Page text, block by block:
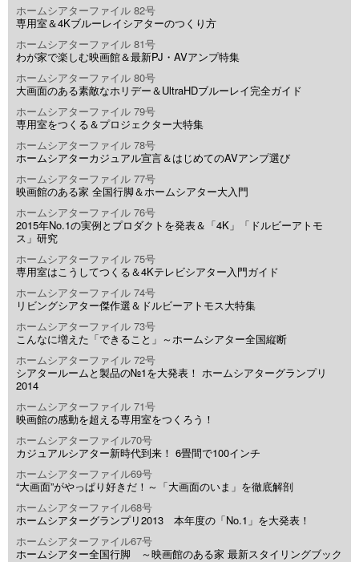
ホームシアターファイル 82号
専用室＆4Kブルーレイシアターのつくり方
ホームシアターファイル 81号
わが家で楽しむ映画館＆最新PJ・AVアンプ特集
ホームシアターファイル 80号
大画面のある素敵なホリデー＆UltraHDブルーレイ完全ガイド
ホームシアターファイル 79号
専用室をつくる＆プロジェクター大特集
ホームシアターファイル 78号
ホームシアターカジュアル宣言＆はじめてのAVアンプ選び
ホームシアターファイル 77号
映画館のある家 全国行脚＆ホームシアター大入門
ホームシアターファイル 76号
2015年No.1の実例とプロダクトを発表＆「4K」「ドルビーアトモ
ス」研究
ホームシアターファイル 75号
専用室はこうしてつくる＆4Kテレビシアター入門ガイド
ホームシアターファイル 74号
リビングシアター傑作選＆ドルビーアトモス大特集
ホームシアターファイル 73号
こんなに増えた「できること」～ホームシアター全国縦断
ホームシアターファイル 72号
シアタールームと製品の№1を大発表！ ホームシアターグランプリ
2014
ホームシアターファイル 71号
映画館の感動を超える専用室をつくろう！
ホームシアターファイル70号
カジュアルシアター新時代到来！ 6畳間で100インチ
ホームシアターファイル69号
“大画面”がやっぱり好きだ！～「大画面のいま」を徹底解剖
ホームシアターファイル68号
ホームシアターグランプリ2013 本年度の「No.1」を大発表！
ホームシアターファイル67号
ホームシアター全国行脚 ～映画館のある家 最新スタイリングブック